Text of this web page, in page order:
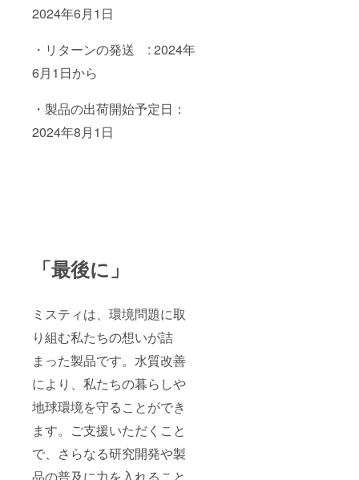
2024年6月1日
・リターンの発送 : 2024年
6月1日から
・製品の出荷開始予定日：
2024年8月1日
「最後に」
ミスティは、環境問題に取
り組む私たちの想いが詰
まった製品です。水質改善
により、私たちの暮らしや
地球環境を守ることができ
ます。ご支援いただくこと
で、さらなる研究開発や製
品の普及に力を入れること